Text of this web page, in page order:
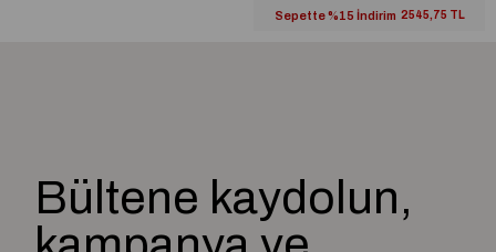
Sepette %15 İndirim 2545,75 TL
Bültene kaydolun,